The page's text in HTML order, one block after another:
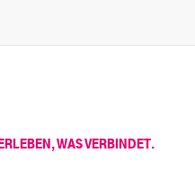
WAS VERBINDET.